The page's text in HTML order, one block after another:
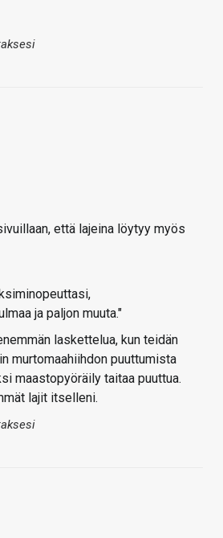
että lajeina löytyy myös
ja paljon muuta."
laskettelua, kun teidän
murtomaahiihdon puuttumista
maastopyöräily taitaa puuttua.
lajit itselleni.